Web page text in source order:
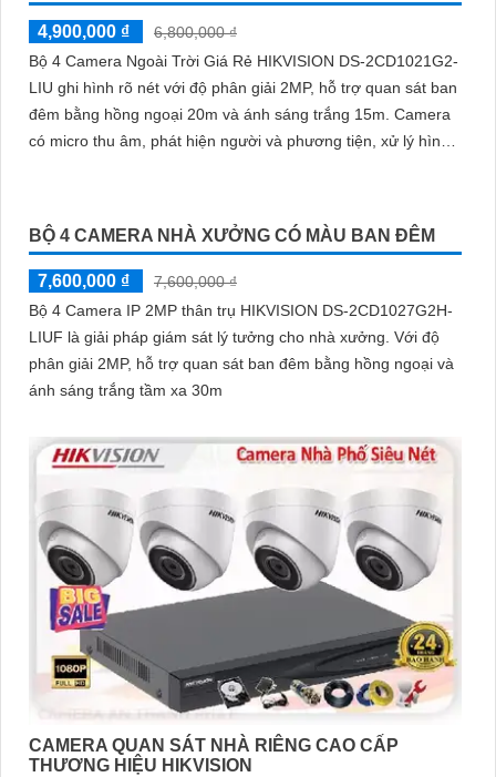
4,900,000 ₫
6,800,000 ₫
Bộ 4 Camera Ngoài Trời Giá Rẻ HIKVISION DS-2CD1021G2-
LIU ghi hình rõ nét với độ phân giải 2MP, hỗ trợ quan sát ban
đêm bằng hồng ngoại 20m và ánh sáng trắng 15m. Camera
có micro thu âm, phát hiện người và phương tiện, xử lý hình
BỘ 4 CAMERA NHÀ XƯỞNG CÓ MÀU BAN ĐÊM
7,600,000 ₫
7,600,000 ₫
Bộ 4 Camera IP 2MP thân trụ HIKVISION DS-2CD1027G2H-
LIUF là giải pháp giám sát lý tưởng cho nhà xưởng. Với độ
phân giải 2MP, hỗ trợ quan sát ban đêm bằng hồng ngoại và
ánh sáng trắng tầm xa 30m
CAMERA QUAN SÁT NHÀ RIÊNG CAO CẤP
THƯƠNG HIỆU HIKVISION